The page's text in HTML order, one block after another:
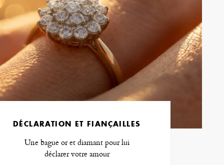
DÉCLARATION ET FIANÇAILLES
Une bague or et diamant pour lui
déclarer votre amour